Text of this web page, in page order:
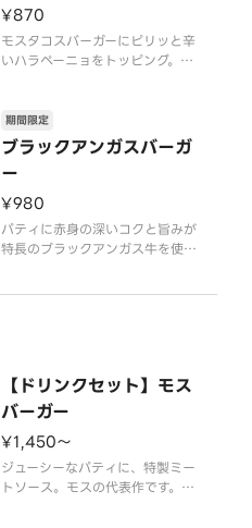
¥870
モスタコスバーガーにピリッと辛
いハラペーニョをトッピング。ス
026年9月上旬頃までの販売予
定】※店舗によっては、期間内に
販売を終了する場合がございま
す。※辛くて食べられない場合が
ございますので、
ブラックアンガスバーガ
ー
期間限定
¥980
パティに赤身の深いコクと旨みが
特長のブラックアンガス牛を使
り次第終了）】※チ
【ドリンクセット】モス
バーガー
¥1,450〜
ジューシーなパティに、特製ミー
トソース。モスの代表作です。